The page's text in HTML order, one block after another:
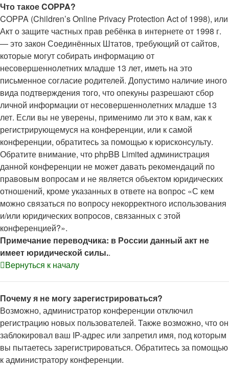
Что такое COPPA?
COPPA (Children’s Online Privacy Protection Act of 1998), или
Акт о защите частных прав ребёнка в интернете от 1998 г.
— это закон Соединённых Штатов, требующий от сайтов,
которые могут собирать информацию от
несовершеннолетних младше 13 лет, иметь на это
письменное согласие родителей. Допустимо наличие иного
вида подтверждения того, что опекуны разрешают сбор
личной информации от несовершеннолетних младше 13
лет. Если вы не уверены, применимо ли это к вам, как к
регистрирующемуся на конференции, или к самой
конференции, обратитесь за помощью к юрисконсульту.
Обратите внимание, что phpBB Limited администрация
данной конференции не может давать рекомендаций по
правовым вопросам и не является объектом юридических
отношений, кроме указанных в ответе на вопрос «С кем
можно связаться по вопросу некорректного использования
и/или юридических вопросов, связанных с этой
конференцией?».
Примечание переводчика: в России данный акт не
имеет юридической силы..
Вернуться к началу
Почему я не могу зарегистрироваться?
Возможно, администратор конференции отключил
регистрацию новых пользователей. Также возможно, что он
заблокировал ваш IP-адрес или запретил имя, под которым
вы пытаетесь зарегистрироваться. Обратитесь за помощью
к администратору конференции.